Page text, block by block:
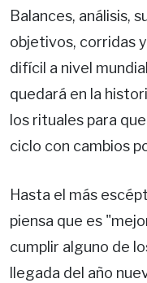
Balances, análisis,
objetivos, corridas
difícil a nivel
quedará en la
los rituales para
ciclo con cambios
Hasta el más
piensa que es
cumplir alguno de
llegada del año